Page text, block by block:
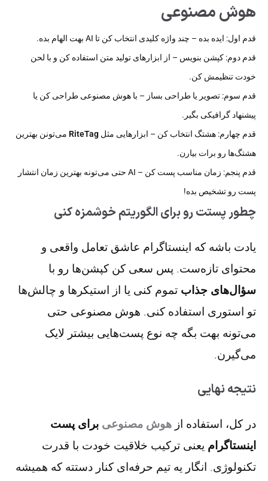
هوش مصنوعی
قدم اول: ایده بده – چند واژه کلیدی انتخاب کن تا AI بهت الهام بده.
قدم دوم: کپشن بنویس – از ابزارهای تولید متن استفاده کن و با لحن
خودت تنظیمش کن.
قدم سوم: تصویر یا طراحی بساز – با هوش مصنوعی طراحی کن یا
پیشنهاد گرافیکی بگیر.
قدم چهارم: هشتگ انتخاب کن – ابزارهایی مثل RiteTag می‌تونن بهترین
هشتگ‌ها رو برات بیارن.
قدم پنجم: زمان مناسب پست کن – AI حتی می‌تونه بهترین زمان انتشار
پست رو تشخیص بده!
چطور پستت رو برای الگوریتم خوشمزه کنی
یادت باشه که اینستاگرام عاشق تعامل واقعی و
محتوای تازه‌ست. پس سعی کن کپشن‌ها رو با
سؤال‌های جذاب تموم کنی یا از استیکرها و چالش‌ها
تو استوری استفاده کنی. هوش مصنوعی حتی
می‌تونه بهت بگه چه نوع پست‌هایی بیشتر لایک
می‌گیرن.
نتیجه نهایی
در کل، استفاده از هوش مصنوعی برای پست
اینستاگرام یعنی ترکیب خلاقیت خودت با قدرت
تکنولوژی. انگار یه تیم حرفه‌ای کنار دستته که همیشه